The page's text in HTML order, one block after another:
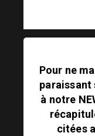
Pour ne
paraissant
à notre
citées